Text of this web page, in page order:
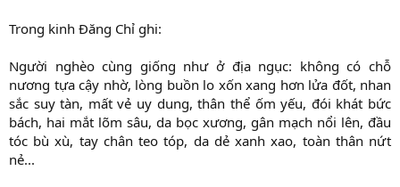
Trong kinh Đăng Chỉ ghi:
Người nghèo cùng giống như ở địa ngục: không có chỗ
nương tựa cậy nhờ, lòng buồn lo xốn xang hơn lửa đốt, nhan
sắc suy tàn, mất vẻ uy dung, thân thể ốm yếu, đói khát bức
bách, hai mắt lõm sâu, da bọc xương, gân mạch nổi lên, đầu
tóc bù xù, tay chân teo tóp, da dẻ xanh xao, toàn thân nứt
nẻ...